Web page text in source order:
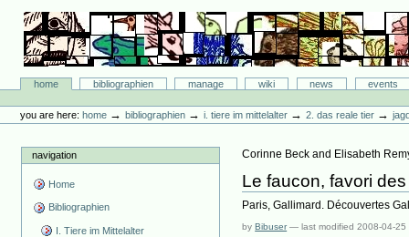
content.
navigation
Bibliographie-Portal
Sectionshome bibliographien manage wiki news
events
tools
you are here: home →bibliographien →i. tiere im mittelalter →2. das reale tier →
navigation
Home
Bibliographien
I. Tiere im Mittelalter
Corinne Beck and Elisabeth
Le faucon, favori
Paris, Gallimard. Découvertes
byBibuser —last modified2008-04-25